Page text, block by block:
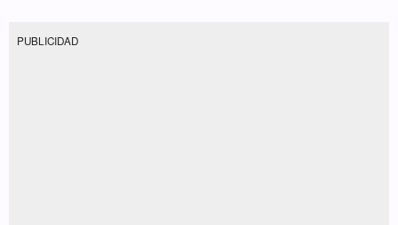
PUBLICIDAD